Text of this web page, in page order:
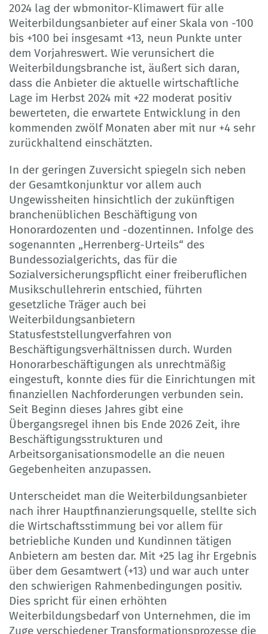
2024 lag der wbmonitor-Klimawert für alle
Weiterbildungsanbieter auf einer Skala von -100
bis +100 bei insgesamt +13, neun Punkte unter
dem Vorjahreswert. Wie verunsichert die
Weiterbildungsbranche ist, äußert sich daran,
dass die Anbieter die aktuelle wirtschaftliche
Lage im Herbst 2024 mit +22 moderat positiv
bewerteten, die erwartete Entwicklung in den
kommenden zwölf Monaten aber mit nur +4 sehr
zurückhaltend einschätzten.
In der geringen Zuversicht spiegeln sich neben
der Gesamtkonjunktur vor allem auch
Ungewissheiten hinsichtlich der zukünftigen
branchenüblichen Beschäftigung von
Honorardozenten und -dozentinnen. Infolge des
sogenannten „Herrenberg-Urteils“ des
Bundessozialgerichts, das für die
Sozialversicherungspflicht einer freiberuflichen
Musikschullehrerin entschied, führten
gesetzliche Träger auch bei
Weiterbildungsanbietern
Statusfeststellungverfahren von
Beschäftigungsverhältnissen durch. Wurden
Honorarbeschäftigungen als unrechtmäßig
eingestuft, konnte dies für die Einrichtungen mit
finanziellen Nachforderungen verbunden sein.
Seit Beginn dieses Jahres gibt eine
Übergangsregel ihnen bis Ende 2026 Zeit, ihre
Beschäftigungsstrukturen und
Arbeitsorganisationsmodelle an die neuen
Gegebenheiten anzupassen.
Unterscheidet man die Weiterbildungsanbieter
nach ihrer Hauptfinanzierungsquelle, stellte sich
die Wirtschaftsstimmung bei vor allem für
betriebliche Kunden und Kundinnen tätigen
Anbietern am besten dar. Mit +25 lag ihr Ergebnis
über dem Gesamtwert (+13) und war auch unter
den schwierigen Rahmenbedingungen positiv.
Dies spricht für einen erhöhten
Weiterbildungsbedarf von Unternehmen, die im
Zuge verschiedener Transformationsprozesse die